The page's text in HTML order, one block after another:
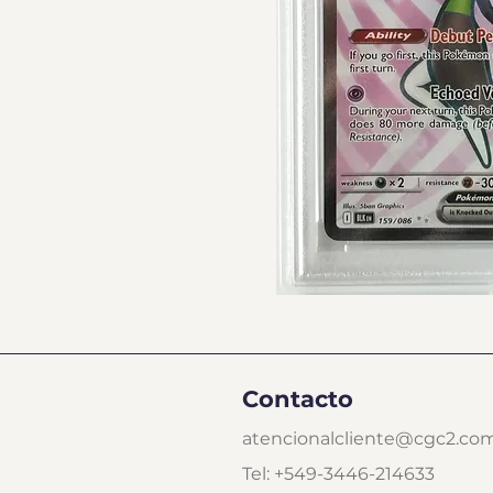
Contacto
Tel: +549-3446-214633